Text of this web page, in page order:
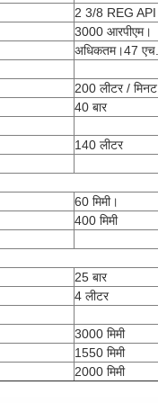
2 3/8 REG API
3000 आरपीएम।
अधिकतम।47
200 लीटर / मिनट
40 बार
140 लीटर
60 मिमी।
400 मिमी
25 बार
4 लीटर
3000 मिमी
1550 मिमी
2000 मिमी